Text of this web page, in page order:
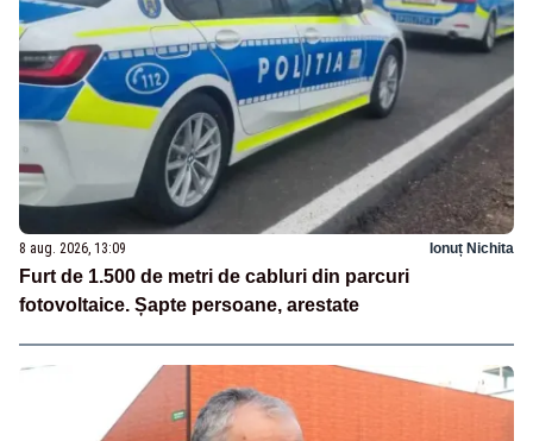
8 aug. 2026, 13:09 Ionuț Nichita
Furt de 1.500 de metri de cabluri din parcuri
fotovoltaice. Șapte persoane, arestate